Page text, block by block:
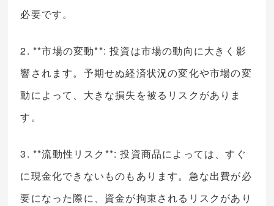
必要です。
2. **市場の変動**: 投資は市場の動向に大きく影
響されます。予期せぬ経済状況の変化や市場の変
動によって、大きな損失を被るリスクがありま
す。
3. **流動性リスク**: 投資商品によっては、すぐ
に現金化できないものもあります。急な出費が必
要になった際に、資金が拘束されるリスクがあり